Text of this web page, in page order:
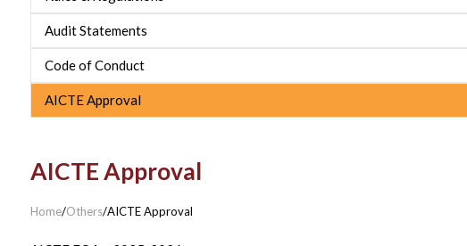
Audit Statements
Code of Conduct
AICTE Approval
AICTE Approval
Home/Others/AICTE Approval